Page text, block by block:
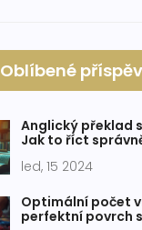
Oblíbené
Anglický překlad
Jak to říct
led, 15 2024
Optimální počet
perfektní povrch